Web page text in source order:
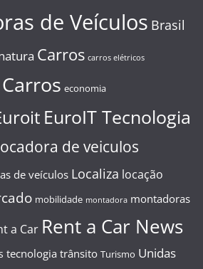
de Veículos Brasil
Carros carros elétricos
economia
EuroIT Tecnologia
de veiculos
de veículos Localiza locação
mobilidade montadora montadoras
a Car Rent a Car News
tecnologia trânsito Turismo Unidas